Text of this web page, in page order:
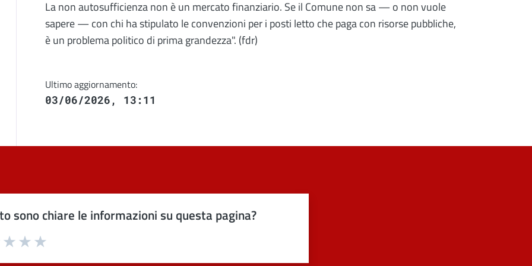
La non autosufficienza non è un mercato finanziario. Se il Comune non sa — o non vuole
sapere — con chi ha stipulato le convenzioni per i posti letto che paga con risorse pubbliche,
è un problema politico di prima grandezza". (fdr)
Ultimo aggiornamento:
03/06/2026, 13:11
sono chiare le informazioni su questa pagina?
Valuta 4 stelle su 5
Valuta 3 stelle su 5
Valuta 2 stelle su 5
1 stelle su 5